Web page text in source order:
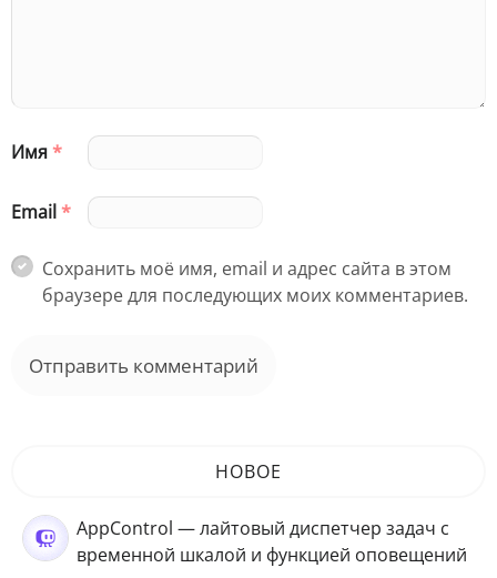
Имя*
Email*
Сохранить моё имя, email и адрес сайта в этом
браузере для последующих моих комментариев.
НОВОЕ
AppControl — лайтовый диспетчер задач с
временной шкалой и функцией оповещений